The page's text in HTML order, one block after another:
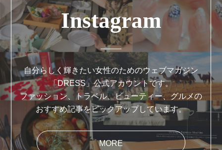
Instagram
自分らしく輝きたい女性のためのウェブマガジン
「DRESS」公式アカウントです。
ファッション、トラベル、ビューティー、グルメの
おすすめ記事をピックアップしています。
MORE